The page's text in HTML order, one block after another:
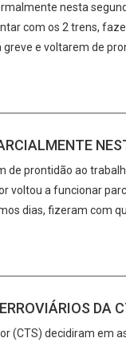
nesta
com os 2 trens,
e voltarem de
prontidão ao
voltou a funcionar
dias, fizeram com
DA
(CTS) decidiram em